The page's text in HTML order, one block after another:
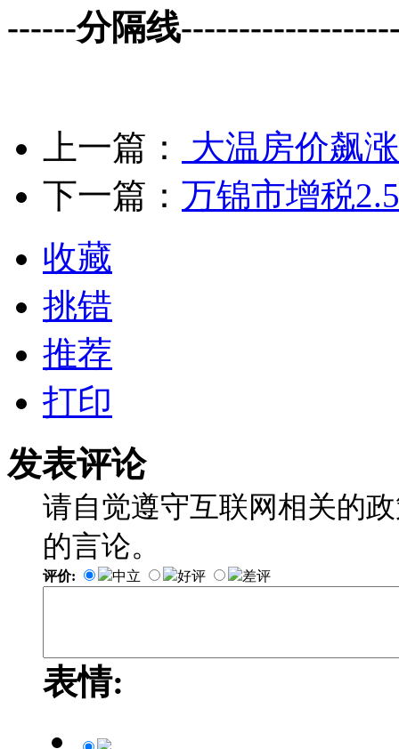
------分隔线
上一篇：
大温房价飙
下一篇： 万锦市增税
收藏
挑错
推荐
打印
发表评论
请自觉遵守互联网相关的
的言论。
评价: 中立 好评 差评
表情: